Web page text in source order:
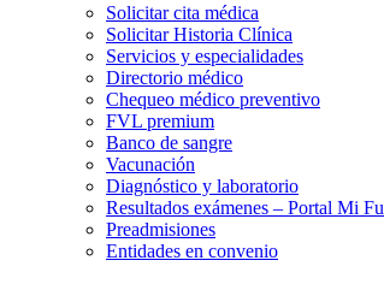
Solicitar cita médica
Solicitar Historia Clínica
Servicios y especialidades
Directorio médico
Chequeo médico preventivo
FVL premium
Banco de sangre
Vacunación
Diagnóstico y laboratorio
Resultados exámenes – Portal Mi
Preadmisiones
Entidades en convenio